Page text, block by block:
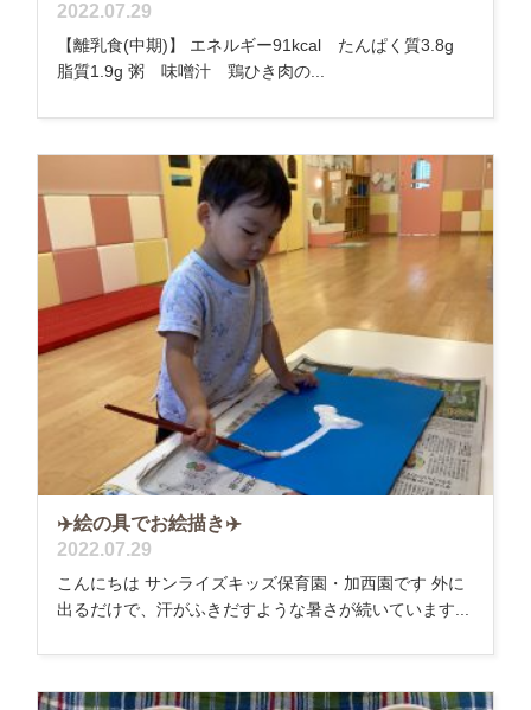
2022.07.29
【離乳食(中期)】 エネルギー91kcal たんぱく質3.8g
脂質1.9g 粥 味噌汁 鶏ひき肉の...
✈️絵の具でお絵描き✈️
2022.07.29
こんにちは サンライズキッズ保育園・加西園です 外に
出るだけで、汗がふきだすような暑さが続いています...